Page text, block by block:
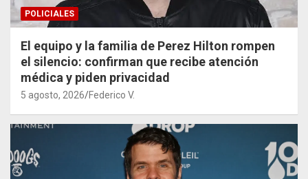
POLICIALES
El equipo y la familia de Perez Hilton rompen
el silencio: confirman que recibe atención
médica y piden privacidad
5 agosto, 2026 Federico V.